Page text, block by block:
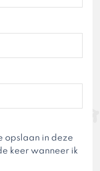
opslaan in deze
keer wanneer ik